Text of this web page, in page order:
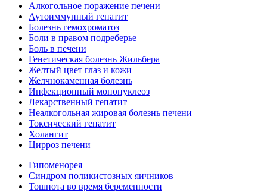
Алкогольное поражение печени
Аутоиммунный гепатит
Болезнь гемохроматоз
Боли в правом подреберье
Боль в печени
Генетическая болезнь Жильбера
Желтый цвет глаз и кожи
Желчнокаменная болезнь
Инфекционный мононуклеоз
Лекарственный гепатит
Неалкогольная жировая болезнь печени
Токсический гепатит
Холангит
Цирроз печени
Гипоменорея
Синдром поликистозных яичников
Тошнота во время беременности